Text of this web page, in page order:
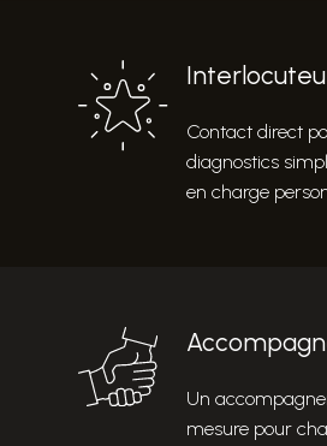
Contact direct
diagnostics
en charge
Un
mesure pour